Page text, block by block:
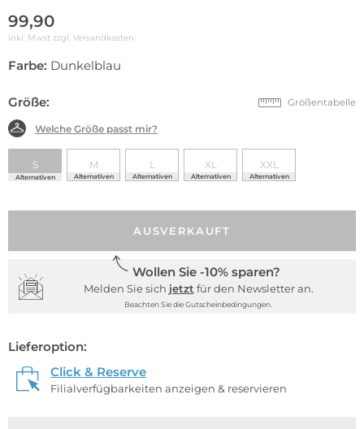
99,90
inkl. Mwst zzgl. Versandkosten
Farbe: Dunkelblau
Größe: Größentabelle
Welche Größe passt mir?
S
Alternativen
M
Alternativen
L
Alternativen
XL
Alternativen
XXL
Alternativen
AUSVERKAUFT
Wollen Sie -10% sparen?
Melden Sie sich jetzt für den Newsletter an.
Beachten Sie die Gutscheinbedingungen.
Lieferoption:
Click & Reserve
Filialverfügbarkeiten anzeigen & reservieren